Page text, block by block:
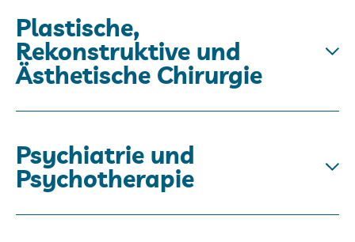
Plastische,
Rekonstruktive und
Ästhetische Chirurgie
Psychiatrie und
Psychotherapie